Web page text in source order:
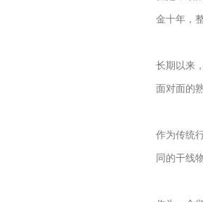
金十年，
长期以来
面对面的
作为传统
同的干线